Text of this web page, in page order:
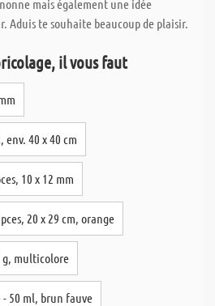
mais également une idée
Aduis te souhaite beaucoup de plaisir.
il vous faut
40 x 40 cm
10 x 12 mm
20 x 29 cm, orange
g, multicolore
50 ml, brun fauve